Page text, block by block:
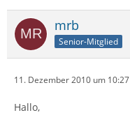
mrb
Senior-Mitglied
11. Dezember 2010 um 10:27
Hallo,